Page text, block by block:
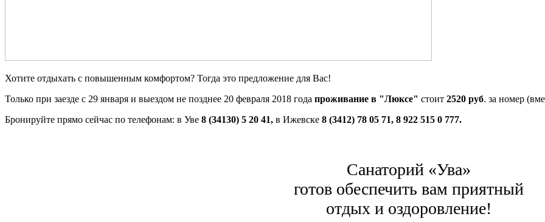
Хотите отдыхать с повышенным комфортом? Тогда это предложение для Вас!
Только при заезде с 29 января и выездом не позднее 20 февраля 2018 года проживание в "Люксе" стоит 2520 руб. за номер
Бронируйте прямо сейчас по телефонам: в Уве 8 (34130) 5 20 41, в Ижевске 8 (3412) 78 05 71, 8 922 515 0 777.
Санаторий «Ува»
готов обеспечить вам приятный
отдых и оздоровление!